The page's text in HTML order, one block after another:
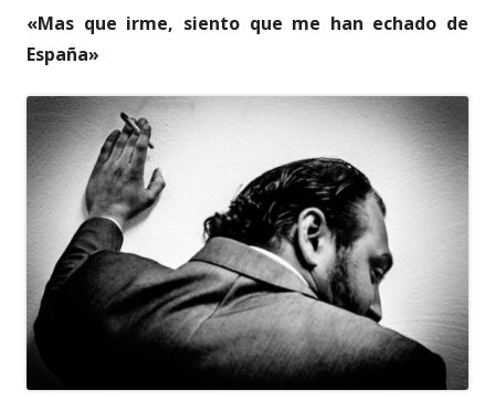
«Mas que irme, siento que me han echado de
España»